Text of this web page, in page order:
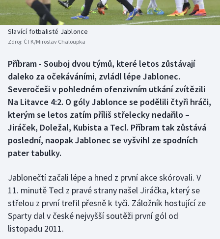
Basketbal
Biatlon
Box
Curling
Dostihy
Florbal
Futsal
Golf
Gymnastika
Historické návraty
Aplikace ČT sport
Slavící fotbalisté Jablonce
Zdroj: ČTK/Miroslav Chaloupka
Příbram - Souboj dvou týmů, které letos zůstávají
daleko za očekáváními, zvládl lépe Jablonec.
Severočeši v pohledném ofenzivním utkání zvítězili
Na Litavce 4:2. O góly Jablonce se podělili čtyři hráči,
kterým se letos zatím příliš střelecky nedařilo –
Jiráček, Doležal, Kubista a Tecl. Příbram tak zůstává
poslední, naopak Jablonec se vyšvihl ze spodních
pater tabulky.
Jablonečtí začali lépe a hned z první akce skórovali. V
11. minutě Tecl z pravé strany našel Jiráčka, který se
střelou z první trefil přesně k tyči. Záložník hostující ze
Sparty dal v české nejvyšší soutěži první gól od
listopadu 2011.